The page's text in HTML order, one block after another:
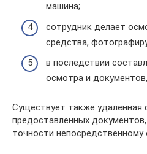
машина;
сотрудник делает
средства,
в последствии
осмотра и
Существует также
предоставленных
точности непосредственному